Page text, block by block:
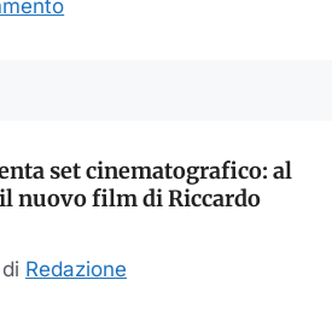
set cinematografico: al
nuovo film di Riccardo
di Redazione